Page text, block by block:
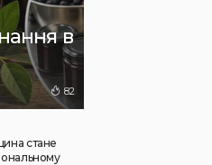
в
82
стане